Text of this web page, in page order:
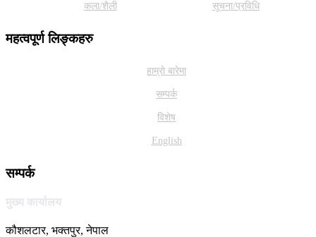
कला/शैली सूचना/प्रविधि
महत्वपूर्ण लिङ्कहरु
हाम्राे बारेमा
सम्पर्क
विशेष
English
सम्पर्क
मुख्य कार्यालय
कौशलटार, भक्तपुर, नेपाल